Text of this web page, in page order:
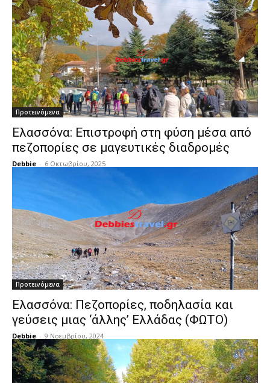
Προτεινόμενα
Ελασσόνα: Επιστροφή στη φύση μέσα από
πεζοπορίες σε μαγευτικές διαδρομές
Debbie - 6 Οκτωβρίου, 2025
Προτεινόμενα
Ελασσόνα: Πεζοπορίες, ποδηλασία και
γεύσεις μιας ‘άλλης’ Ελλάδας (ΦΩΤΟ)
Debbie - 9 Νοεμβρίου, 2024